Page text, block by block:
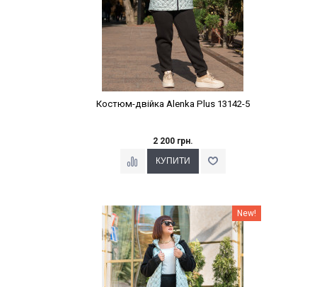
Костюм-двійка Alenka Plus 13142-5
2 200 грн.
Наклейки Варіант з % New!